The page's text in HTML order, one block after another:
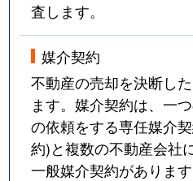
査します。
媒介契約
不動産の売却を決断し
ます。媒介契約は、一
の依頼をする専任媒介
約)と複数の不動産会社
一般媒介契約があります